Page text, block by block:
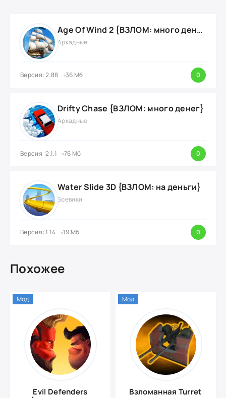
Age Of Wind 2 {ВЗЛОМ: много денег}
Аркадные
Версия: 2.88 36 Мб 0
Drifty Chase {ВЗЛОМ: много денег}
Аркадные
Версия: 2.1.1 76 Мб 0
Water Slide 3D {ВЗЛОМ: на деньги}
Боевики
Версия: 1.14 19 Мб 0
Похожее
Evil Defenders
Мод
Взломанная Turret
Мод